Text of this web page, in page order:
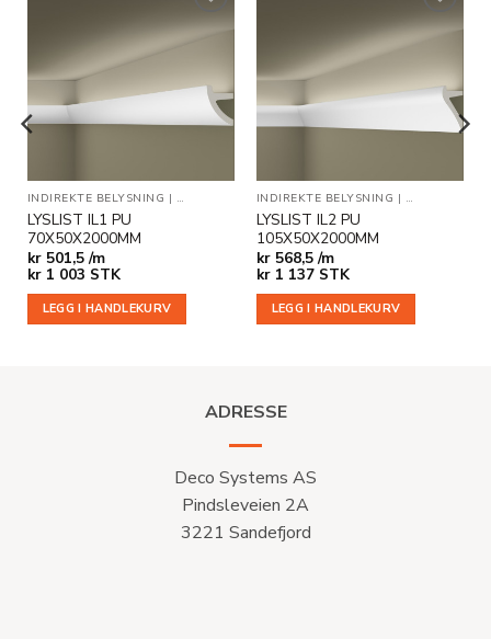
INDIREKTE BELYSNING | TAKLISTER
LYSLIST IL1 PU
70X50X2000MM
kr501,5 /m
kr1 003 STK
LEGG I HANDLEKURV
INDIREKTE BELYSNING | TAKLISTER
LYSLIST IL2 PU
105X50X2000MM
kr568,5 /m
kr1 137 STK
LEGG I HANDLEKURV
ADRESSE
Deco Systems AS
Pindsleveien 2A
3221 Sandefjord